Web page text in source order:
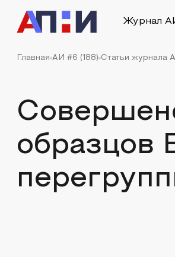
Журнал
Главная АИ #6 (188) Статьи журнала
образцов